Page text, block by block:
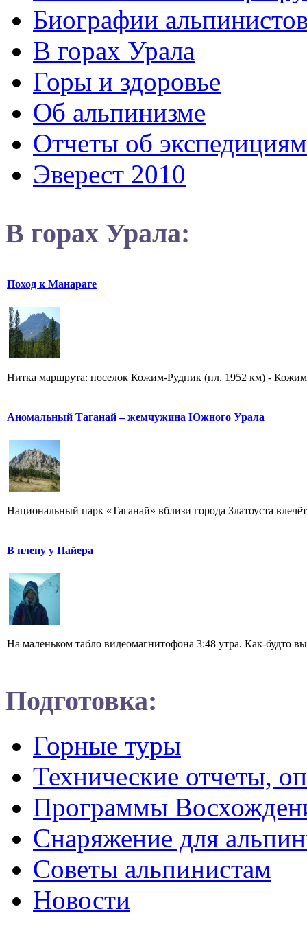
Биографии
В горах Урала
Горы и здоровье
Об альпинизме
Отчеты об экспедициям
Эверест 2010
В горах Урала:
Поход к Манараге
Нитка маршрута: поселок Кожим-Рудник (пл. 1952 км) -
Аномальный Таганай – жемчужина Южного Урала
Национальный парк «Таганай» вблизи города Златоуста
В плену у Пайера
На маленьком табло видеомагнитофона 3:48 утра. Как-будто
Подготовка:
Горные туры
Технические отчеты,
Программы
Снаряжение для
Советы альпинистам
Новости